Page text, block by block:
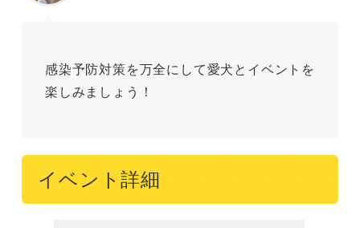
感染予防対策を万全にして愛犬とイベントを
楽しみましょう！
イベント詳細